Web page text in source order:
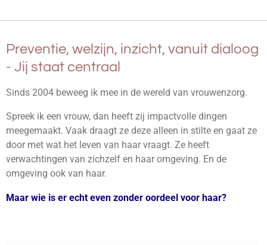
Preventie, welzijn, inzicht, vanuit dialoog
- Jij staat centraal
Sinds 2004 beweeg ik mee in de wereld van vrouwenzorg.
Spreek ik een vrouw, dan heeft zij impactvolle dingen
meegemaakt. Vaak draagt ze deze alleen in stilte en gaat ze
door met wat het leven van haar vraagt. Ze heeft
verwachtingen van zichzelf en haar omgeving. En de
omgeving ook van haar.
Maar wie is er echt even zonder oordeel voor haar?